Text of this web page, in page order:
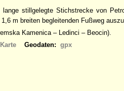
stillgelegte Stichstrecke von
m breiten begleitenden Fußweg
Kamenica – Ledinci – Beocin).
Karte Geodaten: gpx